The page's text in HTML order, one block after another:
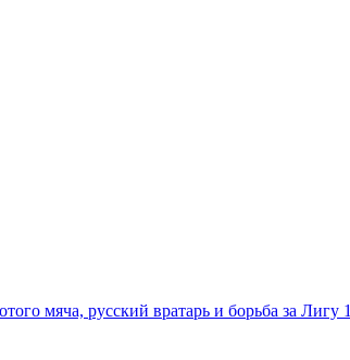
мяча, русский вратарь и борьба за Лигу 1